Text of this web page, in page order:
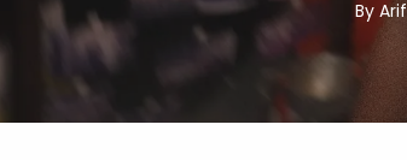
By